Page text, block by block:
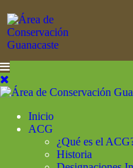
Inicio
ACG
¿Qué es el
Historia